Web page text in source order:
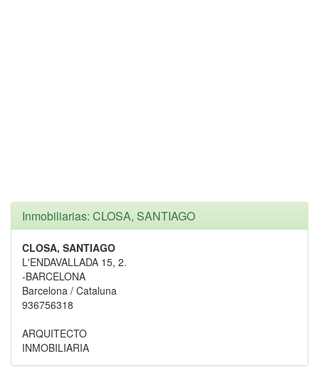
Inmobiliarias: CLOSA, SANTIAGO
CLOSA, SANTIAGO
L'ENDAVALLADA 15, 2.
-BARCELONA
Barcelona / Cataluna
936756318
ARQUITECTO
INMOBILIARIA